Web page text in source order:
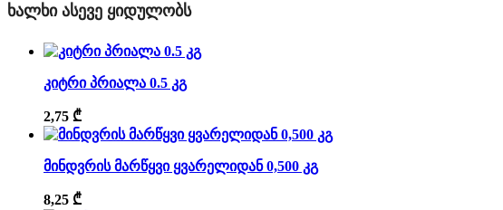
ᲮᲐᲚᲮᲘ ᲐᲡᲔᲕᲔ ᲧᲘᲓᲣᲚᲝᲑᲡ
კიტრი პრიალა 0.5 კგ
2,75 ₾
მინდვრის მარწყვი ყვარელიდან 0,500 კგ
8,25 ₾